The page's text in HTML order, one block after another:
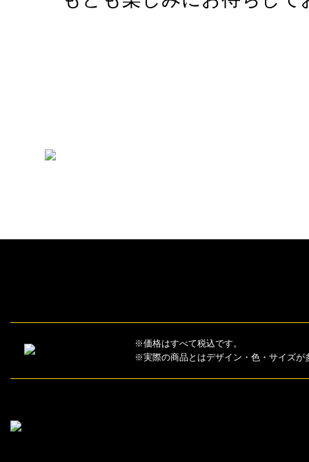
※価格はすべて税込です。
※実際の商品とはデザイン・色・サイズが